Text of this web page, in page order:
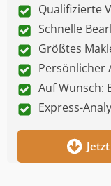
Qualifizierte
Schnelle
Größtes
Persönlicher
Auf Wunsch:
Express-